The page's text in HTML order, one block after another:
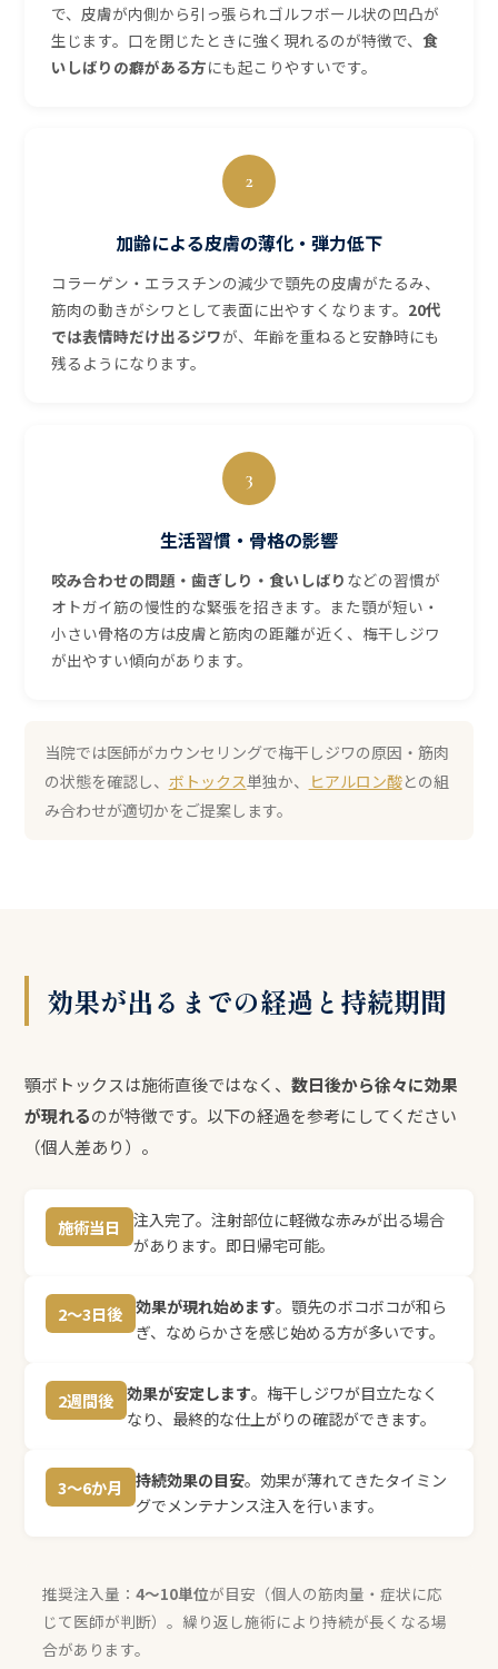
で、皮膚が内側から引っ張られゴルフボール状の凹凸が
生じます。口を閉じたときに強く現れるのが特徴で、 食
いしばりの癖がある方にも起こりやすいです。
2
加齢による皮膚の薄化・弾力低下
コラーゲン・エラスチンの減少で顎先の皮膚がたるみ、
筋肉の動きがシワとして表面に出やすくなります。 20代
では表情時だけ出るジワが、年齢を重ねると安静時にも
残るようになります。
3
生活習慣・骨格の影響
咬み合わせの問題・歯ぎしり・食いしばり などの習慣が
オトガイ筋の慢性的な緊張を招きます。また顎が短い・
小さい骨格の方は皮膚と筋肉の距離が近く、梅干しジワ
が出やすい傾向があります。
当院では医師がカウンセリングで梅干しジワの原因・筋肉
の状態を確認し、 ボトックス単独か、 ヒアルロン酸との組
み合わせが適切かをご提案します。
効果が出るまでの経過と持続期間
顎ボトックスは施術直後ではなく、 数日後から徐々に効果
が現れるのが特徴です。以下の経過を参考にしてください
（個人差あり）。
施術当日
注入完了。注射部位に軽微な赤みが出る場合
があります。即日帰宅可能。
2〜3日後 効果が現れ始めます。顎先のボコボコが和ら
ぎ、なめらかさを感じ始める方が多いです。
2週間後 効果が安定します。梅干しジワが目立たなく
なり、最終的な仕上がりの確認ができます。
3〜6か月 持続効果の目安。効果が薄れてきたタイミン
グでメンテナンス注入を行います。
推奨注入量： 4〜10単位が目安（個人の筋肉量・症状に応
じて医師が判断）。繰り返し施術により持続が長くなる場
合があります。